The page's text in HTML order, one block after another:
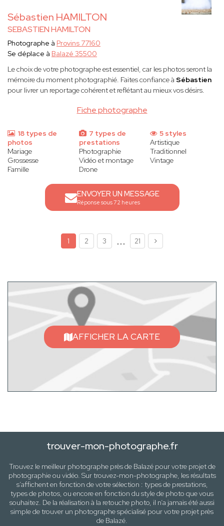
Sébastien HAMILTON
SEBASTIEN HAMILTON
Fiche photographe
Photographe à Provins 77160
Se déplace à Balazé 35500
Le choix de votre photographe est essentiel, car les photos seront la
mémoire du moment photographié. Faites confiance à Sébastien
pour livrer un reportage cohérent et reflétant au mieux vos désirs.
18 types de
photos
Mariage
Grossesse
Famille
7 types de
prestations
Photographie
Vidéo et montage
Drone
5 styles
Artistique
Traditionnel
Vintage
ENVOYER UN MESSAGE
Réponse sous 72 heures
1 2 3 ... 21
AFFICHER LA CARTE
trouver-mon-photographe.fr
Trouvez le meilleur photographe près de Balazépour votre projet de
photographie ou vidéo. Sur trouvez-mon-photographe, les résultats
s’affichent en fonction de votre sélection : types de prestations,
types de photos, ou encore en fonction du stylede photo que vous
souhaitez. De la réalisation à la retouche photo, il n’a jamais été aussi
simple de trouver un photographe spécialisé pour votre projet près
de Balazé.